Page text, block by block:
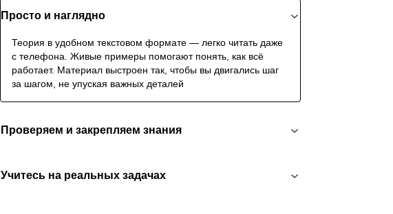
Просто и наглядно
Теория в удобном текстовом формате — легко читать даже
с телефона. Живые примеры помогают понять, как всё
работает. Материал выстроен так, чтобы вы двигались шаг
за шагом, не упуская важных деталей
Проверяем и закрепляем знания
Учитесь на реальных задачах